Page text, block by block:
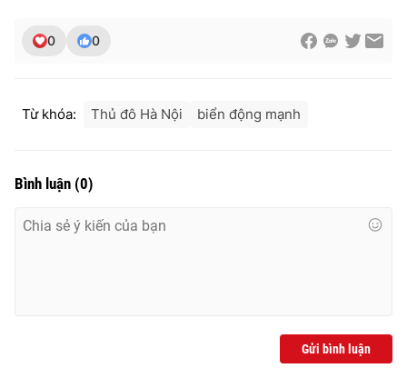
0 0
Từ khóa: Thủ đô Hà Nội biển động mạnh
Bình luận (0)
Gửi bình luận